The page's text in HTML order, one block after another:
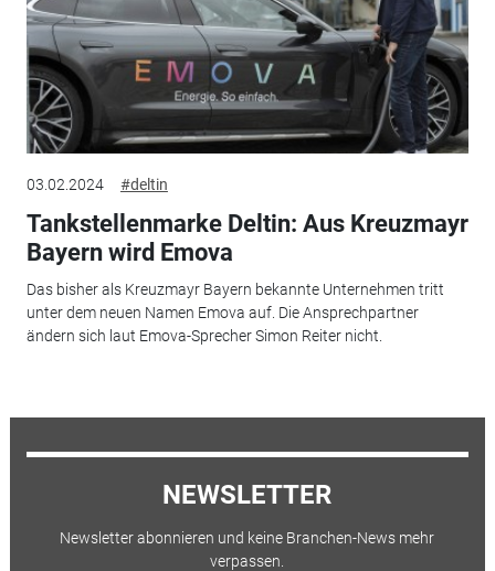
03.02.2024 #deltin
Tankstellenmarke Deltin: Aus Kreuzmayr
Bayern wird Emova
Das bisher als Kreuzmayr Bayern bekannte Unternehmen tritt
unter dem neuen Namen Emova auf. Die Ansprechpartner
ändern sich laut Emova-Sprecher Simon Reiter nicht.
NEWSLETTER
Newsletter abonnieren und keine Branchen-News mehr
verpassen.